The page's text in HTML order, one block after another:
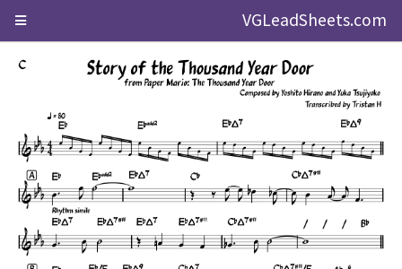
VGLeadSheets.com